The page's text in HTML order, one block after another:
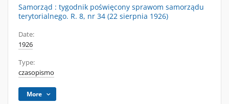
Samorząd : tygodnik poświęcony sprawom samorządu
terytorialnego. R. 8, nr 34 (22 sierpnia 1926)
Date:
1926
Type:
czasopismo
More